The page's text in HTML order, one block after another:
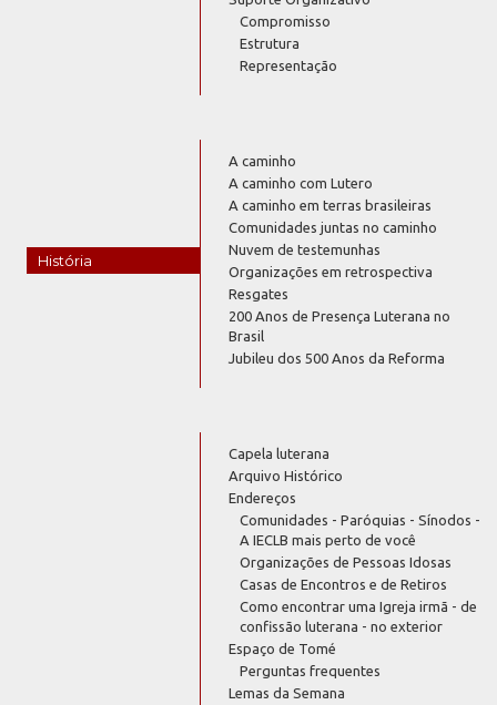
Compromisso
Estrutura
Representação
História
A caminho
A caminho com Lutero
A caminho em terras brasileiras
Comunidades juntas no caminho
Nuvem de testemunhas
Organizações em retrospectiva
Resgates
200 Anos de Presença Luterana no
Brasil
Jubileu dos 500 Anos da Reforma
Capela luterana
Arquivo Histórico
Endereços
Comunidades - Paróquias - Sínodos -
A IECLB mais perto de você
Organizações de Pessoas Idosas
Casas de Encontros e de Retiros
Como encontrar uma Igreja irmã - de
confissão luterana - no exterior
Espaço de Tomé
Perguntas frequentes
Lemas da Semana